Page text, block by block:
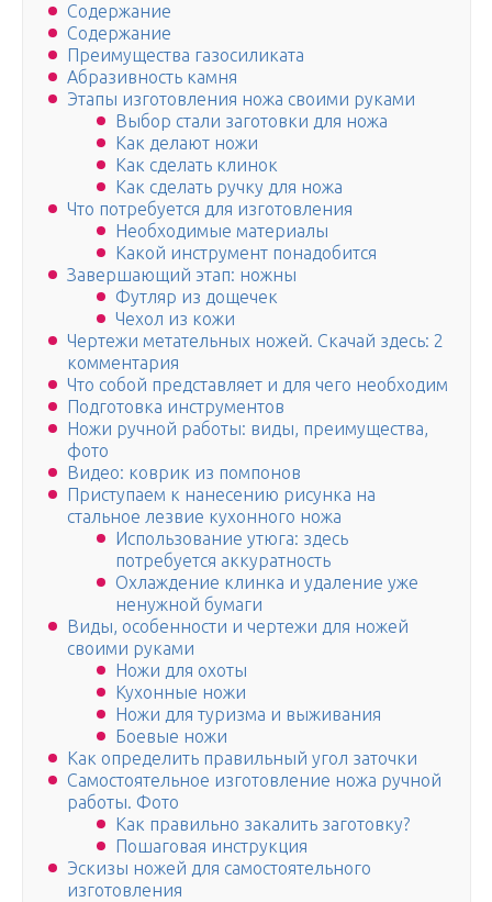
Содержание
Содержание
Преимущества газосиликата
Абразивность камня
Этапы изготовления ножа своими руками
Выбор стали заготовки для ножа
Как делают ножи
Как сделать клинок
Как сделать ручку для ножа
Что потребуется для изготовления
Необходимые материалы
Какой инструмент понадобится
Завершающий этап: ножны
Футляр из дощечек
Чехол из кожи
Чертежи метательных ножей. Скачай здесь: 2
комментария
Что собой представляет и для чего необходим
Подготовка инструментов
Ножи ручной работы: виды, преимущества,
фото
Видео: коврик из помпонов
Приступаем к нанесению рисунка на
стальное лезвие кухонного ножа
Использование утюга: здесь
потребуется аккуратность
Охлаждение клинка и удаление уже
ненужной бумаги
Виды, особенности и чертежи для ножей
своими руками
Ножи для охоты
Кухонные ножи
Ножи для туризма и выживания
Боевые ножи
Как определить правильный угол заточки
Самостоятельное изготовление ножа ручной
работы. Фото
Как правильно закалить заготовку?
Пошаговая инструкция
Эскизы ножей для самостоятельного
изготовления